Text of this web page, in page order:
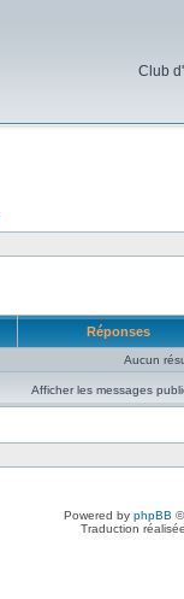
Club
Réponses
Aucun
Afficher les messages
Powered by phpBB
Traduction